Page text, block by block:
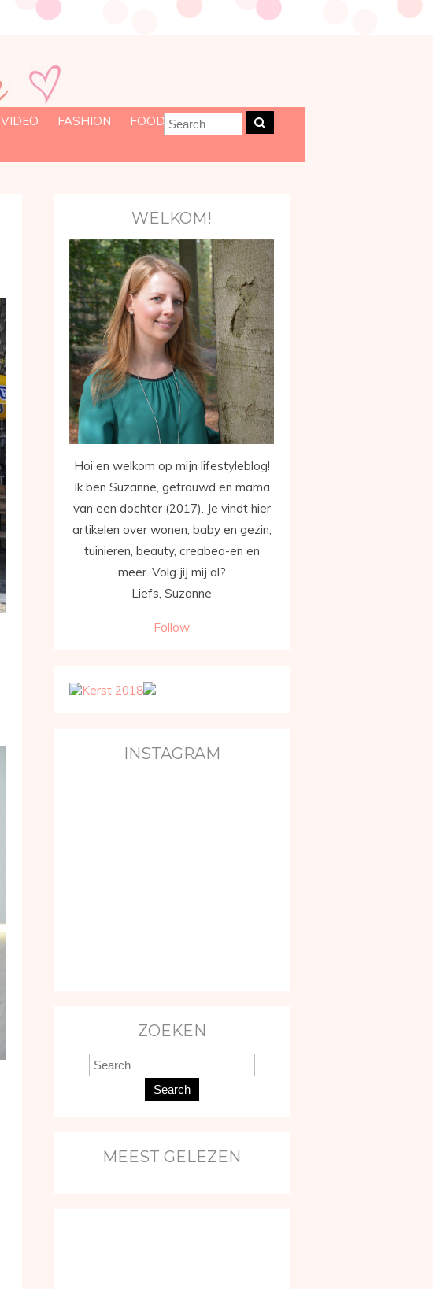
VIDEO FASHION
FOOD
WELKOM!
Hoi en welkom op mijn lifestyleblog!
Ik ben Suzanne, getrouwd en mama
van een dochter (2017). Je vindt hier
artikelen over wonen, baby en gezin,
tuinieren, beauty, creabea-en en
meer. Volg jij mij al?
Liefs, Suzanne
Follow
INSTAGRAM
ZOEKEN
Search
MEEST GELEZEN